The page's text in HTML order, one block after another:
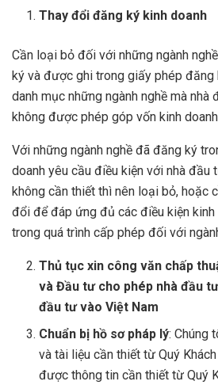
Thay đổi đăng ký kinh doanh
Cần loại bỏ đối với những ngành
ký và được ghi trong giấy phép đăng
danh mục những ngành nghề mà
không được phép góp vốn kinh
Với những ngành nghề đã đăng ký
doanh yêu cầu điều kiện với nhà đầu
không cần thiết thì nên loại bỏ, hoặc
đổi để đáp ứng đủ các điều kiện kinh
trong quá trình cấp phép đối với
Thủ tục xin công văn chấp
và Đầu tư cho phép nhà đầu
đầu tư vào Việt Nam
Chuẩn bị hồ sơ pháp lý: Chúng
và tài liệu cần thiết từ Quý
được thông tin cần thiết từ Quý